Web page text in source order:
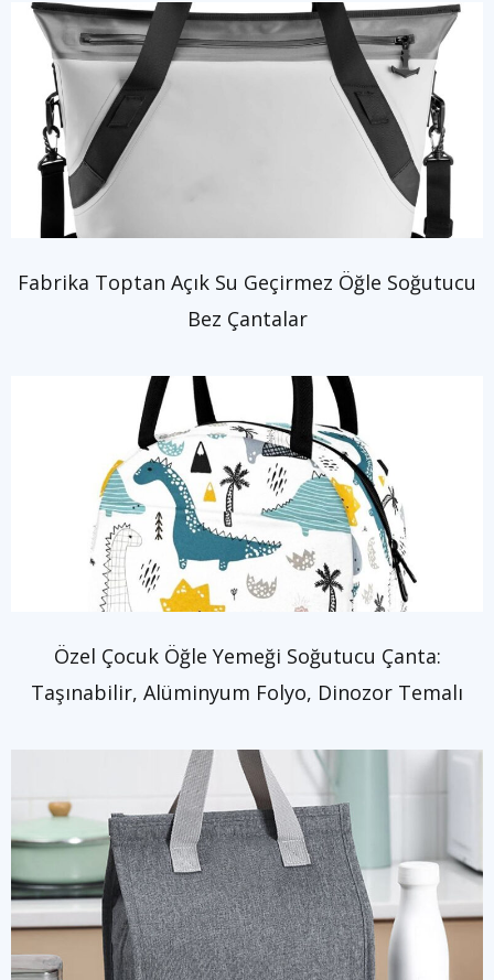
Fabrika Toptan Açık Su Geçirmez Öğle Soğutucu
Bez Çantalar
Özel Çocuk Öğle Yemeği Soğutucu Çanta:
Taşınabilir, Alüminyum Folyo, Dinozor Temalı